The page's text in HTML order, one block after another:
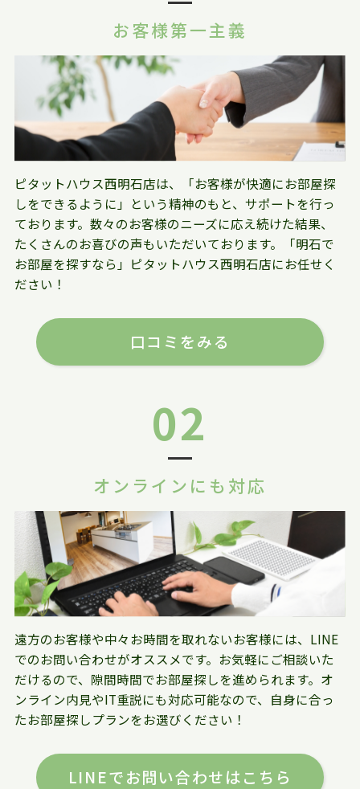
お客様第一主義
ピタットハウス西明石店は、「お客様が快適にお部屋探
しをできるように」という精神のもと、サポートを行っ
ております。数々のお客様のニーズに応え続けた結果、
たくさんのお喜びの声もいただいております。「明石で
お部屋を探すなら」ピタットハウス西明石店にお任せく
ださい！
口コミをみる
02
オンラインにも対応
遠方のお客様や中々お時間を取れないお客様には、LINE
でのお問い合わせがオススメです。お気軽にご相談いた
だけるので、隙間時間でお部屋探しを進められます。オ
ンライン内見やIT重説にも対応可能なので、自身に合っ
たお部屋探しプランをお選びください！
LINEでお問い合わせはこちら